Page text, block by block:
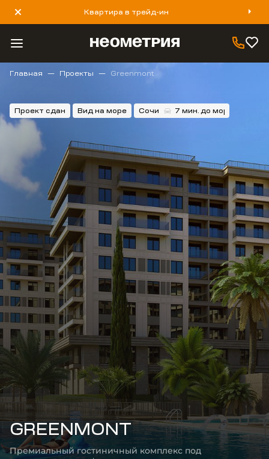
Квартира в трейд-ин
8 800 777 40 93
Главная Проекты Greenmont
GREENMONT
Премиальный гостиничный комплекс под
Проект сдан Вид на море Сочи 7 мин.до моря